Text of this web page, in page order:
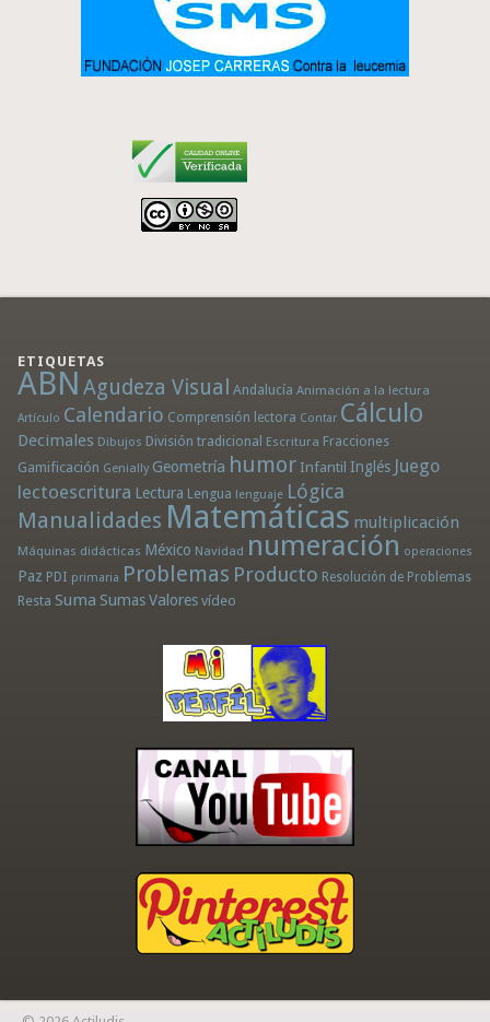
ETIQUETAS
ABN Agudeza Visual Andalucía Animación a la lectura
Artículo Calendario Comprensión lectora Contar Cálculo
Decimales Dibujos División tradicional Escritura Fracciones
Gamificación Genially Geometría humor Infantil Inglés Juego
lectoescritura Lectura Lengua lenguaje Lógica
Manualidades Matemáticas multiplicación
Máquinas didácticas México Navidad numeración operaciones
Paz PDI primaria Problemas Producto Resolución de Problemas
Resta Suma Sumas Valores vídeo